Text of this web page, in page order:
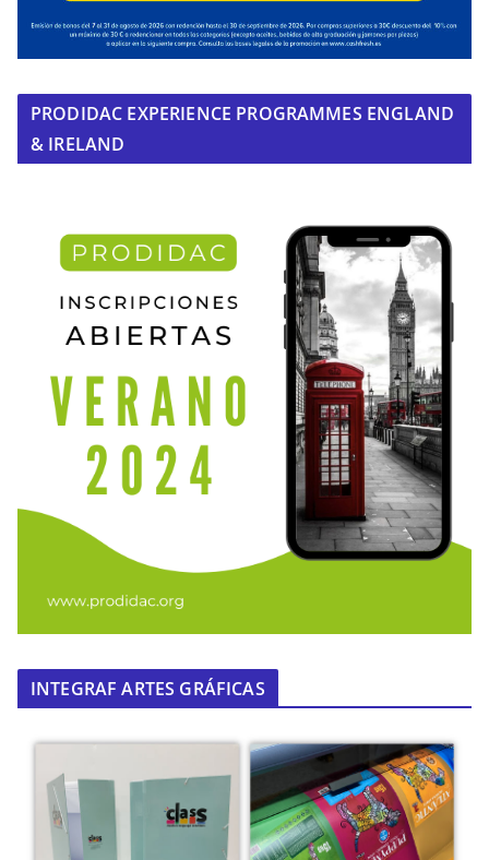
PRODIDAC EXPERIENCE PROGRAMMES ENGLAND
& IRELAND
INTEGRAF ARTES GRÁFICAS